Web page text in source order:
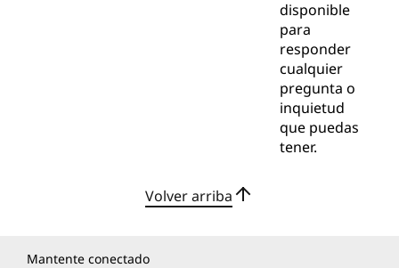
disponible
para
responder
cualquier
pregunta o
inquietud
que puedas
tener.
Volver arriba
Mantente conectado